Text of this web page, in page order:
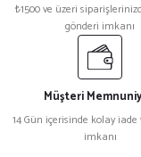
₺1500 ve üzeri
gönderi imkanı
Müşteri
14 Gün içerisinde kolay iade
imkanı